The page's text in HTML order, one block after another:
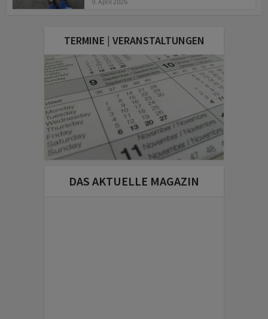
TERMINE | VERANSTALTUNGEN
DAS AKTUELLE MAGAZIN